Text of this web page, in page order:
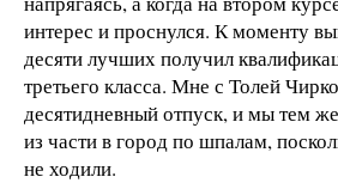
интерес и проснулся. К моменту
десяти лучших получил
третьего класса. Мне с Толей
десятидневный отпуск, и мы тем
из части в город по шпалам,
не ходили.